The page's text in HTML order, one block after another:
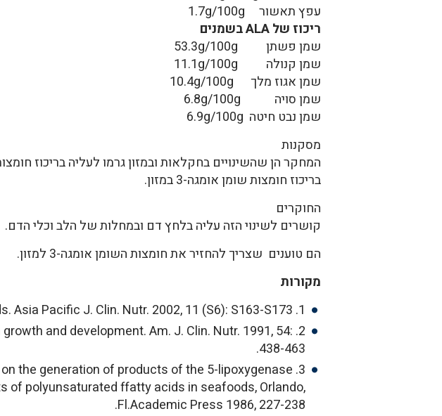
עפץ תאשור 1.7g/100g
ריכוז שלALA בשמנים
שמן פשתן 53.3g/100g
שמן קנולה 11.1g/100g
שמן אגוז מלך 10.4g/100g
שמן סויה 6.8g/100g
שמן נבט חיטה 6.9g/100g
מסקנות
המחקר הן שהשינויים בחקלאות ובמזון גרמו לעליה בריכוז חומצות
בריכוז חומצות שומן אומגה-3 במזון.
החוקרים
קושרים לשינוי הזה עליה בלחץ דם ובמחלות של הלב וכלי הדם.
הם טוענים שצריך להחזיר את חומצות השומן אומגה-3 למזון.
מקורות
1. Simopoulos AP. Omega-3 fatty acids in wild plants, nuts and seeds. Asia Pacific J. Clin. Nutr. 2002, 11 (S6): S163-S173.
and development. Am. J. Clin. Nutr. 1991, 54:
438-463.
on the generation of products of the 5-lipoxygenase
of polyunsaturated ffatty acids in seafoods, Orlando,
Fl.Academic Press 1986, 227-238.